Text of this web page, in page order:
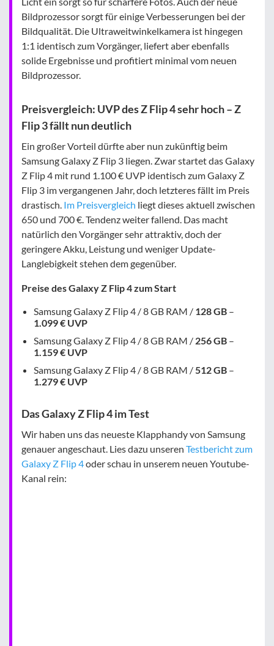
Bildprozessor sorgt für einige Verbesserungen bei der
Bildqualität. Die Ultraweitwinkelkamera ist hingegen
1:1 identisch zum Vorgänger, liefert aber ebenfalls
solide Ergebnisse und profitiert minimal vom neuen
Bildprozessor.
Preisvergleich: UVP des Z Flip 4 sehr hoch – Z
Flip 3 fällt nun deutlich
Ein großer Vorteil dürfte aber nun zukünftig beim
Samsung Galaxy Z Flip 3 liegen. Zwar startet das Galaxy
Z Flip 4 mit rund 1.100 € UVP identisch zum Galaxy Z
Flip 3 im vergangenen Jahr, doch letzteres fällt im Preis
drastisch. Im Preisvergleich liegt dieses aktuell zwischen
650 und 700 €. Tendenz weiter fallend. Das macht
natürlich den Vorgänger sehr attraktiv, doch der
geringere Akku, Leistung und weniger Update-
Langlebigkeit stehen dem gegenüber.
Preise des Galaxy Z Flip 4 zum Start
Samsung Galaxy Z Flip 4 / 8 GB RAM / 128 GB –
1.099 € UVP
Samsung Galaxy Z Flip 4 / 8 GB RAM / 256 GB –
1.159 € UVP
Samsung Galaxy Z Flip 4 / 8 GB RAM / 512 GB –
1.279 € UVP
Das Galaxy Z Flip 4 im Test
Wir haben uns das neueste Klapphandy von Samsung
genauer angeschaut. Lies dazu unseren Testbericht zum
Galaxy Z Flip 4oder schau in unserem neuen Youtube-
Kanal rein: